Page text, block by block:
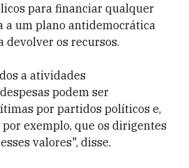
para financiar qualquer
a um plano antidemocrática
devolver os recursos.
a atividades
podem ser
por partidos políticos e,
exemplo, que os dirigentes
valores", disse.